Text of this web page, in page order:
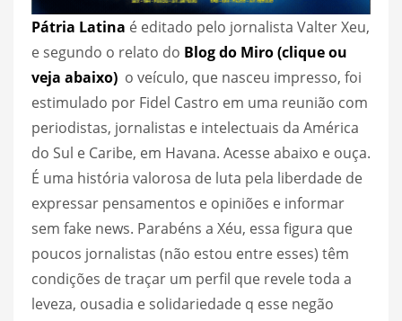
Pátria Latina é editado pelo jornalista Valter Xeu,
e segundo o relato do Blog do Miro (clique ou
veja abaixo) o veículo, que nasceu impresso, foi
estimulado por Fidel Castro em uma reunião com
periodistas, jornalistas e intelectuais da América
do Sul e Caribe, em Havana. Acesse abaixo e ouça.
É uma história valorosa de luta pela liberdade de
expressar pensamentos e opiniões e informar
sem fake news. Parabéns a Xéu, essa figura que
poucos jornalistas (não estou entre esses) têm
condições de traçar um perfil que revele toda a
leveza, ousadia e solidariedade q esse negão